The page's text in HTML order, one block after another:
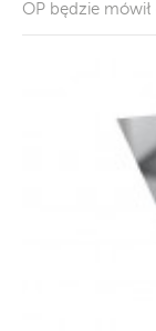
OP będzie